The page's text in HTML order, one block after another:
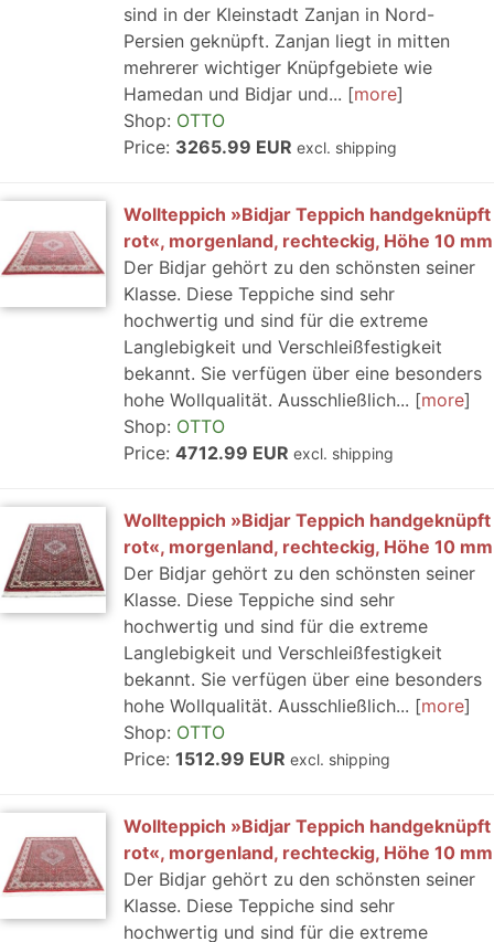
sind in der Kleinstadt Zanjan in Nord-
Persien geknüpft. Zanjan liegt in mitten
mehrerer wichtiger Knüpfgebiete wie
Hamedan und Bidjar und...
more
Shop: OTTO
Price: 3265.99 EUR excl. shipping
Wollteppich »Bidjar Teppich handgeknüpft
rot«, morgenland, rechteckig, Höhe 10 mm
Der Bidjar gehört zu den schönsten seiner
Klasse. Diese Teppiche sind sehr
hochwertig und sind für die extreme
Langlebigkeit und Verschleißfestigkeit
bekannt. Sie verfügen über eine besonders
hohe Wollqualität. Ausschließlich...
more
Shop: OTTO
Price: 4712.99 EUR excl. shipping
Wollteppich »Bidjar Teppich handgeknüpft
rot«, morgenland, rechteckig, Höhe 10 mm
Der Bidjar gehört zu den schönsten seiner
Klasse. Diese Teppiche sind sehr
hochwertig und sind für die extreme
Langlebigkeit und Verschleißfestigkeit
bekannt. Sie verfügen über eine besonders
hohe Wollqualität. Ausschließlich...
more
Shop: OTTO
Price: 1512.99 EUR excl. shipping
Wollteppich »Bidjar Teppich handgeknüpft
rot«, morgenland, rechteckig, Höhe 10 mm
Der Bidjar gehört zu den schönsten seiner
Klasse. Diese Teppiche sind sehr
hochwertig und sind für die extreme